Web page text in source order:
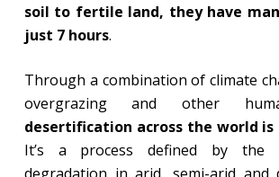
soil to fertile land, they have
just 7 hours.
Through a combination of climate
overgrazing and other
desertification across the world is
It’s a process defined by the